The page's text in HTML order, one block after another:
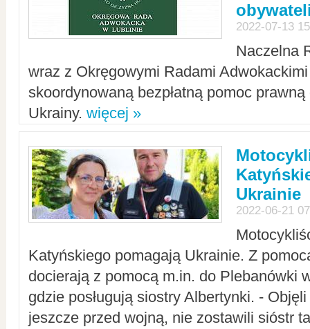
2022-07-13
Naczelna
wraz z Okręgowymi Radami Adwokackimi
skoordynowaną bezpłatną pomoc
Ukrainy. więcej »
Ukrainie
2022-06-21
Katyńskiego pomagają Ukrainie. Z
docierają z pomocą m.in. do Plebanówki
gdzie posługują siostry Albertynki. -
jeszcze przed wojną, nie zostawili sióstr